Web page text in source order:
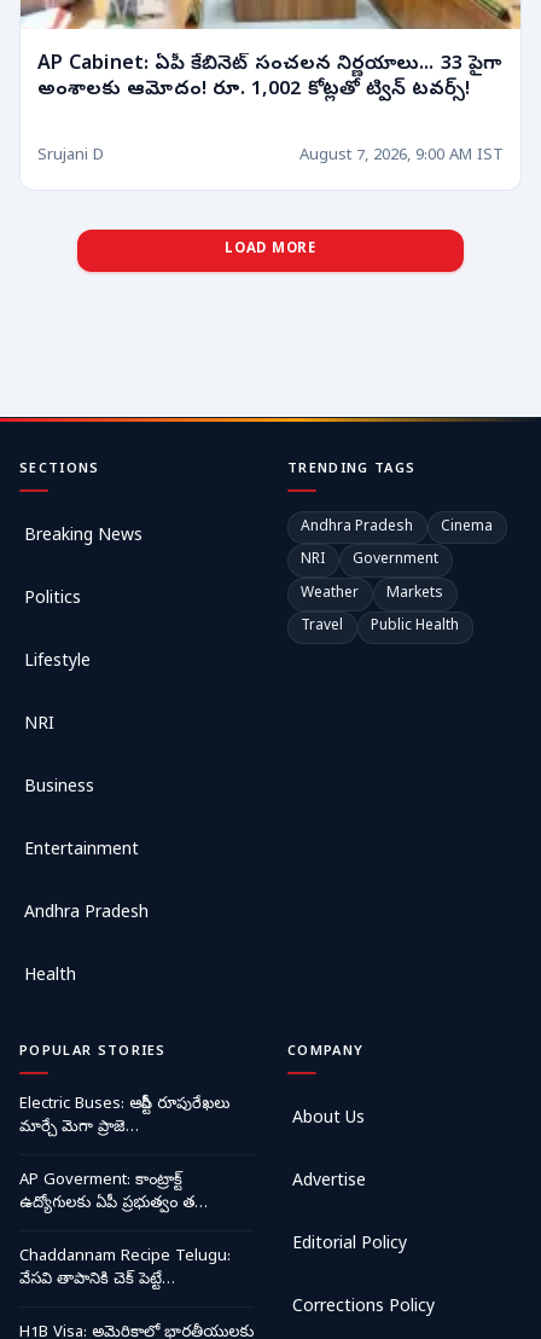
AP Cabinet: ఏపీ కేబినెట్ సంచలన నిర్ణయాలు... 33 పైగా
అంశాలకు ఆమోదం! రూ. 1,002 కోట్లతో ట్విన్ టవర్స్!
Srujani D August 7, 2026, 9:00 AM IST
LOAD MORE
SECTIONS
Breaking News
Politics
Lifestyle
NRI
Business
Entertainment
Andhra Pradesh
Health
TRENDING TAGS
Andhra Pradesh
Cinema
NRI
Government
Weather
Markets
Travel
Public Health
POPULAR STORIES
Electric Buses: ఆర్టీసీ రూపురేఖలు
మార్చే మెగా ప్రాజె…
AP Goverment: కాంట్రాక్ట్
ఉద్యోగులకు ఏపీ ప్రభుత్వం త…
Chaddannam Recipe Telugu:
వేసవి తాపానికి చెక్ పెట్టే…
H1B Visa: అమెరికాలో భారతీయులకు
COMPANY
About Us
Advertise
Editorial Policy
Corrections Policy